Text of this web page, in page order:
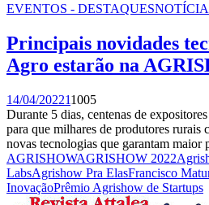
EVENTOS - DESTAQUES
Principais novidades
Agro estarão na
14/04/202211005
Durante 5 dias, centenas de
para que milhares de produtores rurais
novas tecnologias que garantam
AGRISHOWAGRISHOW 2022
LabsAgrishow Pra ElasFrancisco
InovaçãoPrêmio Agrishow de Startups